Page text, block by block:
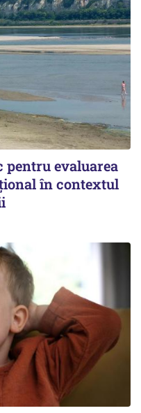
pentru evaluarea
în contextul